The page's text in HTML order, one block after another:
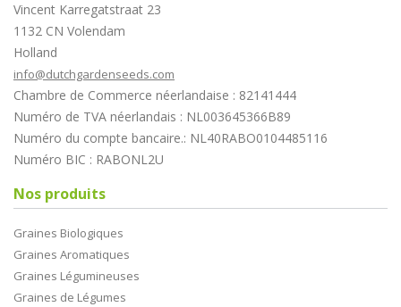
Vincent Karregatstraat 23
1132 CN Volendam
Holland
info@dutchgardenseeds.com
Chambre de Commerce néerlandaise : 82141444
Numéro de TVA néerlandais : NL003645366B89
Numéro du compte bancaire.: NL40RABO0104485116
Numéro BIC : RABONL2U
Nos produits
Graines Biologiques
Graines Aromatiques
Graines Légumineuses
Graines de Légumes